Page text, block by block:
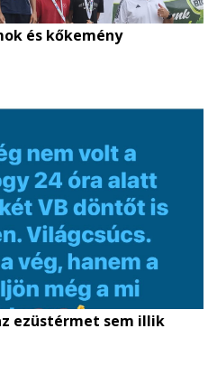
és kőkemény
ezüstérmet sem illik